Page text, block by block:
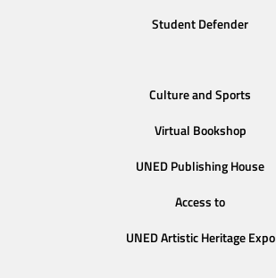
Student Defender
Culture and Sports
Virtual Bookshop
UNED Publishing House
Access to
UNED Artistic Heritage Expo